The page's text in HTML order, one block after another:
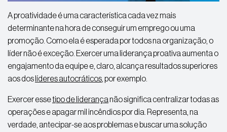
A proatividade é uma característica cada vez mais
determinante na hora de conseguir um emprego ou uma
promoção. Como ela é esperada por todos na organização, o
líder não é exceção. Exercer uma liderança proativa aumenta o
engajamento da equipe e, claro, alcança resultados superiores
aos doslíderes autocráticos , por exemplo.
Exercer essetipo de liderança não significa centralizar todas as
operações e apagar mil incêndios por dia. Representa, na
verdade, antecipar-se aos problemas e buscar uma solução